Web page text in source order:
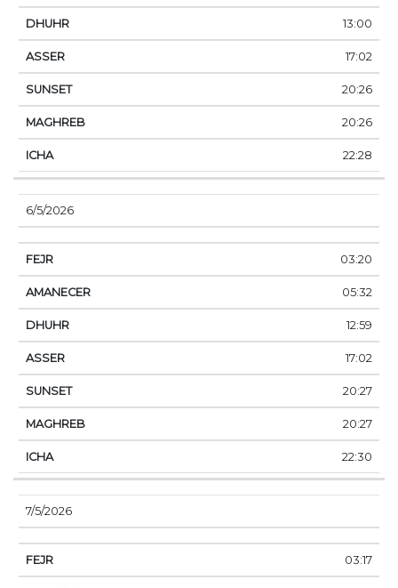
13:00
17:02
20:26
20:26
22:28
6/5/2026
03:20
05:32
12:59
17:02
20:27
20:27
22:30
7/5/2026
03:17